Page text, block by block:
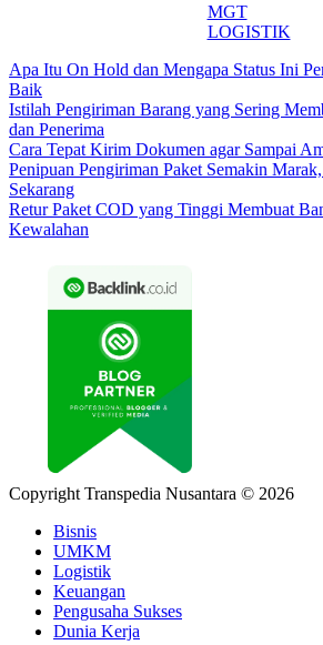
MGT
LOGISTIK
Apa Itu On Hold dan Mengapa Status Ini
Baik
Istilah Pengiriman Barang yang Sering
dan Penerima
Cara Tepat Kirim Dokumen agar Sampai
Penipuan Pengiriman Paket Semakin
Sekarang
Retur Paket COD yang Tinggi Membuat
Kewalahan
Copyright Transpedia Nusantara © 2026
Bisnis
UMKM
Logistik
Keuangan
Pengusaha Sukses
Dunia Kerja